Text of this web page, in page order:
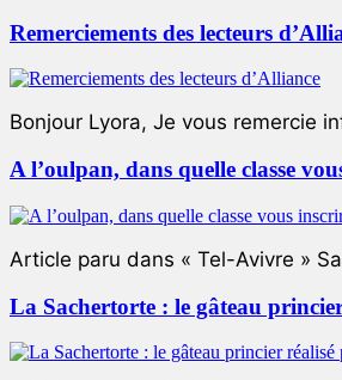
Remerciements des lecteurs
Bonjour Lyora, Je vous remercie
A l’oulpan, dans quelle classe
Article paru dans « Tel-Avivre »
La Sachertorte : le gâteau